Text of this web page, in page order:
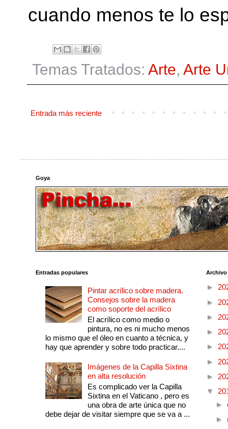
cuando menos te lo
Temas Tratados: Arte, Arte
Entrada más reciente
Goya
Entradas populares
Pintar acrílico sobre madera.
Consejos sobre la madera
como soporte del acrílico
El acrílico como medio o
pintura, no es ni mucho menos
lo mismo que el óleo en cuanto a técnica, y
hay que aprender y sobre todo practicar....
Imágenes de la Capilla Sixtina
en alta resolución
Es complicado ver la Capilla
Sixtina en el Vaticano , pero es
una obra de arte única que no
debe dejar de visitar siempre que se va a ...
►
►
►
►
►
►
►
▼
►
►